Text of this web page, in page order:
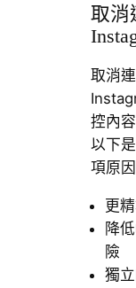
取消
取消
控內
以下
項原因
更
降
險
獨